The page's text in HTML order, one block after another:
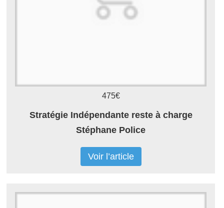
475€
Stratégie Indépendante reste à charge
Stéphane Police
Voir l’article